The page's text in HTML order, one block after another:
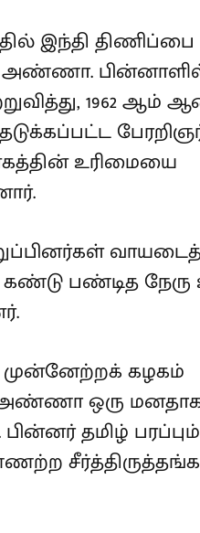
இந்தி திணிப்பை
அண்ணா.
1962 ஆம்
உரிமையை
பண்டித நேரு
முன்னேற்றக் கழகம்
அண்ணா ஒரு
தமிழ் பரப்பும்